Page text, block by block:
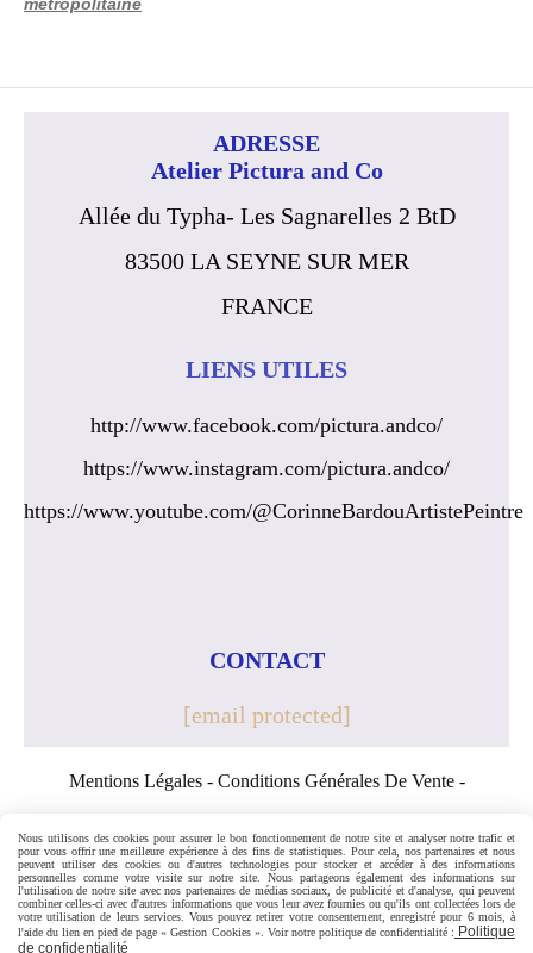
ADRESSE
Atelier Pictura and Co
Allée du Typha- Les Sagnarelles 2 BtD
83500 LA SEYNE SUR MER
FRANCE
LIENS UTILES
http://www.facebook.com/pictura.andco/
https://www.instagram.com/pictura.andco/
https://www.youtube.com/@CorinneBardouArtistePeintre
CONTACT
[email protected]
Mentions Légales Conditions Générales De Vente
Créer Un Site Internet
Nous utilisons des cookies pour assurer le bon fonctionnement de notre site et analyser notre trafic et
pour vous offrir une meilleure expérience à des fins de statistiques. Pour cela, nos partenaires et nous
peuvent utiliser des cookies ou d'autres technologies pour stocker et accéder à des informations
personnelles comme votre visite sur notre site. Nous partageons également des informations sur
l'utilisation de notre site avec nos partenaires de médias sociaux, de publicité et d'analyse, qui peuvent
combiner celles-ci avec d'autres informations que vous leur avez fournies ou qu'ils ont collectées lors de
votre utilisation de leurs services. Vous pouvez retirer votre consentement, enregistré pour 6 mois, à
l'aide du lien en pied de page « Gestion Cookies ». Voir notre politique de confidentialité : Politique
de confidentialité